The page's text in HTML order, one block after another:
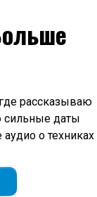
рассказываю
сильные даты
о техниках